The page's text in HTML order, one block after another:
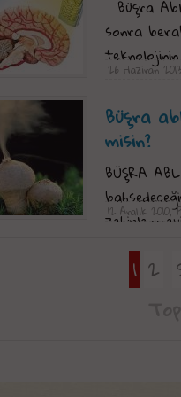
Büşra
sonra
26 Haziran
Büşra
misin?
BÜŞRA
12 Aralık 2010,
1 2